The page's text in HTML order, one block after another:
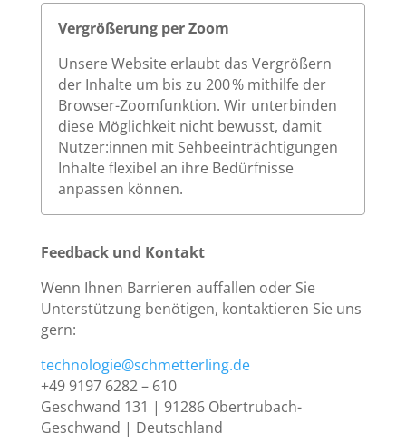
Vergrößerung per Zoom
Unsere Website erlaubt das Vergrößern
der Inhalte um bis zu 200 % mithilfe der
Browser-Zoomfunktion. Wir unterbinden
diese Möglichkeit nicht bewusst, damit
Nutzer:innen mit Sehbeeinträchtigungen
Inhalte flexibel an ihre Bedürfnisse
anpassen können.
Feedback und Kontakt
Wenn Ihnen Barrieren auffallen oder Sie
Unterstützung benötigen, kontaktieren Sie uns
gern:
technologie@schmetterling.de
+49 9197 6282 – 610
Geschwand 131 | 91286 Obertrubach-
Geschwand | Deutschland